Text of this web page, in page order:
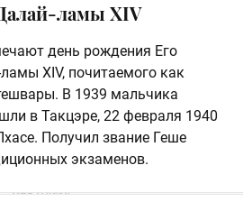
ламы XIV
день рождения Его
XIV, почитаемого как
В 1939 мальчика
в Такцэре, 22 февраля 1940
Получил звание Геше
экзаменов.